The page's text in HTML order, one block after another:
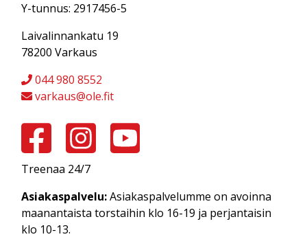
Y-tunnus: 2917456-5
Laivalinnankatu 19
78200 Varkaus
044 980 8552
varkaus@ole.fit
Treenaa 24/7
Asiakaspalvelu:Asiakaspalvelumme on avoinna
maanantaista torstaihin klo 16-19 ja perjantaisin
klo 10-13.
HYROX TRAINING CLUB
OHJATUT TUNNIT
SOUL STUDIO
IWALL
SPORTTISYNTTÄRIT
TILAUSTUNNIT JA TYHYPÄIVÄT